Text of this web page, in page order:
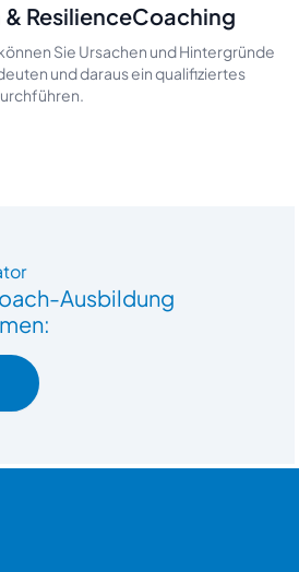
ResilienceCoaching
Sie Ursachen und Hintergründe
und daraus ein qualifiziertes
Ausbildung